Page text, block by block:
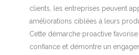
clients, les entreprises peuvent
améliorations ciblées à leurs
Cette démarche proactive
confiance et démontre un